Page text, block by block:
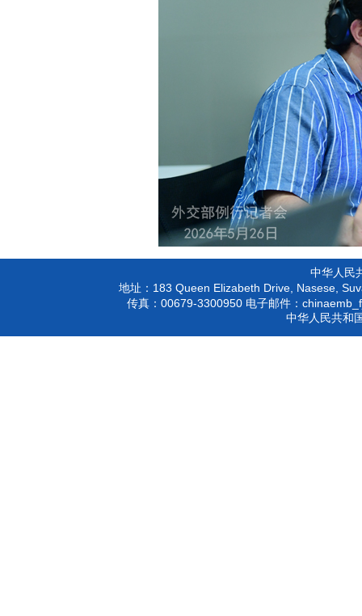
中华人民
地址： 183 Queen Elizabeth Drive, Nasese,
传真： 00679-3300950电子邮件：
中华人民共和